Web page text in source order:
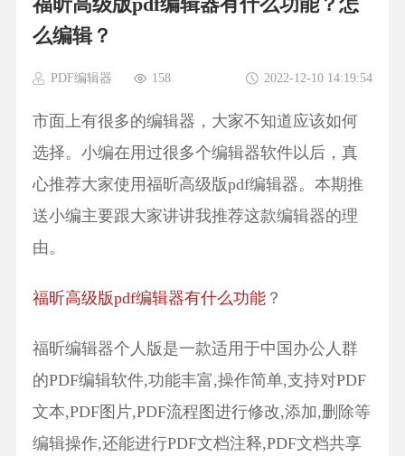
福昕高级版pdf编辑器有什么功能？怎
么编辑？
PDF编辑器 2022-12-10 14:19:54
158
市面上有很多的编辑器，大家不知道应该如何
选择。小编在用过很多个编辑器软件以后，真
心推荐大家使用福昕高级版pdf编辑器。本期推
送小编主要跟大家讲讲我推荐这款编辑器的理
由。
福昕高级版pdf编辑器有什么功能？
福昕编辑器个人版是一款适用于中国办公人群
的PDF编辑软件,功能丰富,操作简单,支持对PDF
文本,PDF图片,PDF流程图进行修改,添加,删除等
编辑操作,还能进行PDF文档注释,PDF文档共享